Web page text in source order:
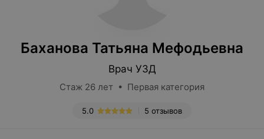
Баханова Татьяна Мефодьевна
Врач УЗД
Стаж 26 лет • Первая категория
5 отзывов
5.0